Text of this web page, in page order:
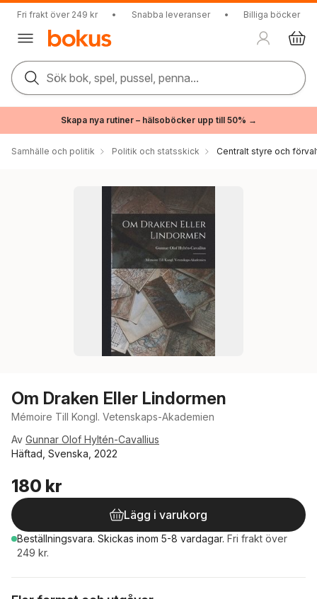
Fri frakt över 249 kr • Snabba leveranser • Billiga böcker
Sök bok, spel, pussel, penna...
Skapa nya rutiner – hälsoböcker upp till 50% →
Samhälle och politik Politik och statsskick Centralt styre och
Om Draken Eller Lindormen
Mémoire Till Kongl. Vetenskaps-Akademien
Av Gunnar Olof Hyltén-Cavallius
Häftad, Svenska, 2022
180 kr
Lägg i varukorg
Beställningsvara. Skickas inom 5-8 vardagar. Fri frakt över
249 kr.